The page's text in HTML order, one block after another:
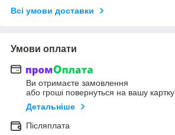
Всі умови доставки
Умови оплати
Ви отримаєте замовлення
або гроші повернуться на вашу картку
Детальніше
Післяплата